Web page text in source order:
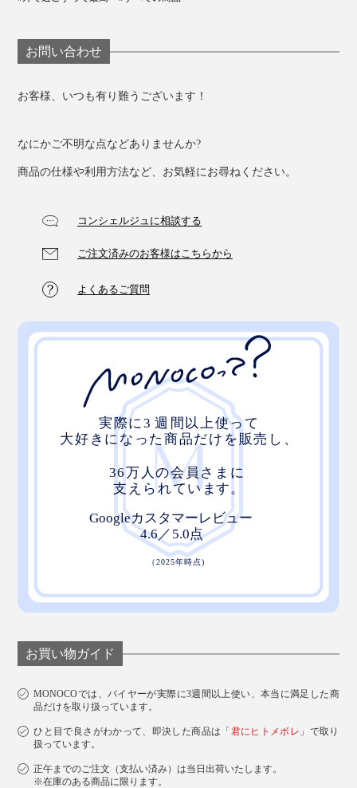
お問い合わせ
お客様、いつも有り難うございます！
なにかご不明な点などありませんか?
商品の仕様や利用方法など、お気軽にお尋ねください。
コンシェルジュに相談する
ご注文済みのお客様はこちらから
よくあるご質問
お買い物ガイド
MONOCOでは、バイヤーが実際に3週間以上使い、本当に満足した商
品だけを取り扱っています。
ひと目で良さがわかって、即決した商品は「君にヒトメボレ 」で取り
扱っています。
正午までのご注文（支払い済み）は当日出荷いたします。
※在庫のある商品に限ります。